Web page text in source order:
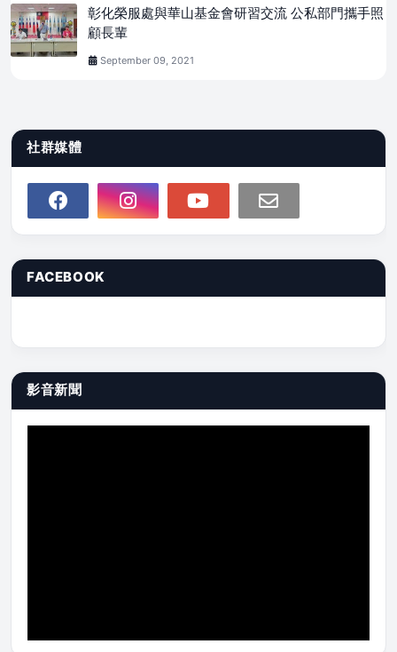
彰化榮服處與華山基金會研習交流 公私部門攜手照
顧長輩
September 09, 2021
社群媒體
FACEBOOK
影音新聞